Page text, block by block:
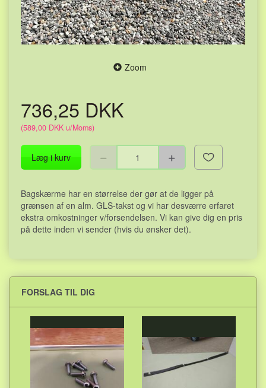
Zoom
736,25 DKK
(589,00 DKK u/Moms)
Læg i kurv
Bagskærme har en størrelse der gør at de ligger på
grænsen af en alm. GLS-takst og vi har desværre erfaret
ekstra omkostninger v/forsendelsen. Vi kan give dig en pris
på dette inden vi sender (hvis du ønsker det).
FORSLAG TIL DIG